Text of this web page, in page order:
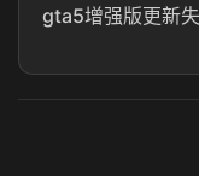
gta5增强版更新